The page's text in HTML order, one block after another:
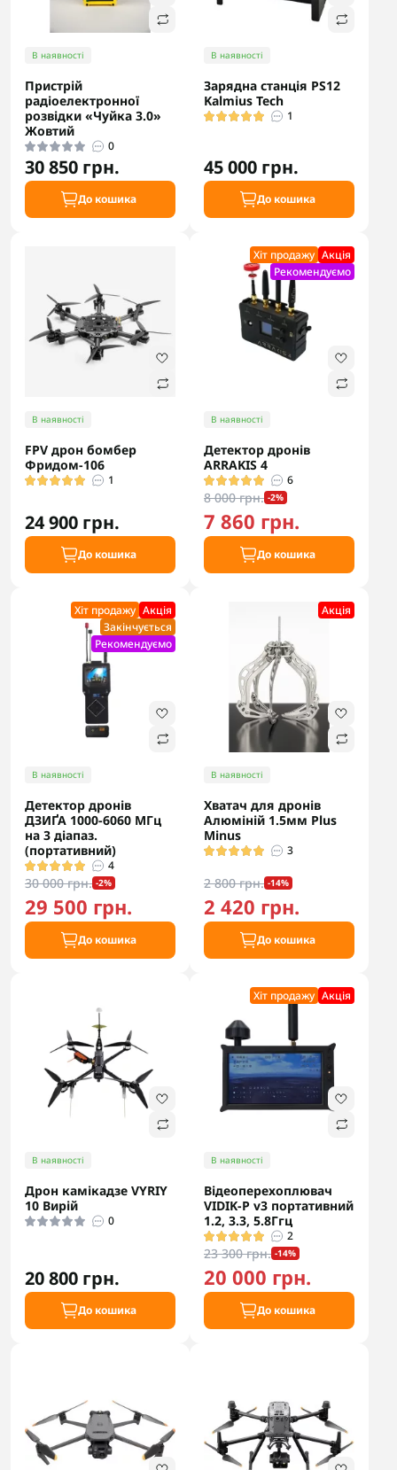
В наявності
Пристрій
радіоелектронної
розвідки «Чуйка 3.0»
Жовтий
0
30 850 грн.
До кошика
В наявності
Зарядна станція PS12
Kalmius Tech
1
45 000 грн.
До кошика
В наявності
FPV дрон бомбер
Фридом-106
1
24 900 грн.
До кошика
Хіт продажу Акцiя
Рекомендуємо
В наявності
Детектор дронів
ARRAKIS 4
6
8 000 грн. -2%
7 860 грн.
До кошика
Хіт продажу Акцiя
Закінчується
Рекомендуємо
В наявності
Детектор дронів
ДЗИҐА 1000-6060 МГц
на 3 діапаз.
(портативний)
4
30 000 грн. -2%
29 500 грн.
До кошика
Акцiя
В наявності
Хватач для дронів
Алюміній 1.5мм Plus
Minus
3
2 800 грн. -14%
2 420 грн.
До кошика
В наявності
Дрон камікадзе VYRIY
10 Вирій
0
20 800 грн.
До кошика
Хіт продажу Акцiя
В наявності
Відеоперехоплювач
VIDIK-P v3 портативний
1.2, 3.3, 5.8Ггц
2
23 300 грн. -14%
20 000 грн.
До кошика